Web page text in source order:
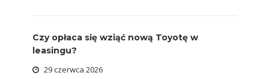
Czy opłaca się wziąć nową Toyotę w
leasingu?
29 czerwca 2026